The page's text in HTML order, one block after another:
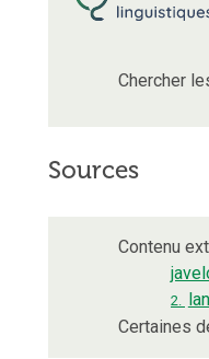
Chercher
Sources
Contenu
2.
Certaines